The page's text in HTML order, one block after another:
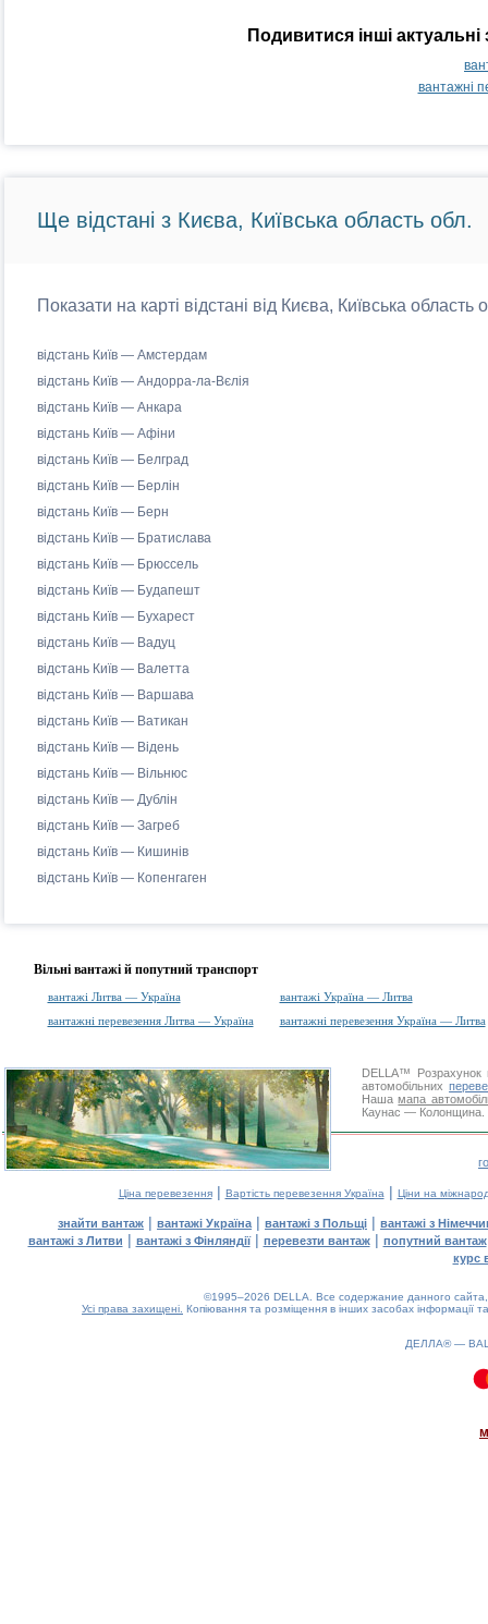
Подивитися інші
вантажні
Ще відстані з Києва, Київська область обл.
Показати на карті відстані від Києва, Київська
відстань Київ — Амстердам
відстань Київ — Андорра-ла-Вєлія
відстань Київ — Анкара
відстань Київ — Афіни
відстань Київ — Белград
відстань Київ — Берлін
відстань Київ — Берн
відстань Київ — Братислава
відстань Київ — Брюссель
відстань Київ — Будапешт
відстань Київ — Бухарест
відстань Київ — Вадуц
відстань Київ — Валетта
відстань Київ — Варшава
відстань Київ — Ватикан
відстань Київ — Відень
відстань Київ — Вільнюс
відстань Київ — Дублін
відстань Київ — Загреб
відстань Київ — Кишинів
відстань Київ — Копенгаген
Вільні вантажі й попутний транспорт
вантажі Литва — Україна
вантажі Україна — Литва
вантажні перевезення Литва — Україна
вантажні перевезення Україна — Литва
DELLA™
Розрахунок
автомобільних
Нашамапа
Каунас — Колонщина.
Ціна перевезення| Вартість перевезення Україна | Ціни на
знайти вантаж | вантажі Україна | вантажі з Польщі | вантажі з
вантажі з Литви | вантажі з Фінляндії| перевезти вантаж| попутний вантаж
курс
©1995–2026 DELLA. Все содержание данного
Усі права захищені. Копіювання та розміщення в інших засобах інформації
ДЕЛЛА® —